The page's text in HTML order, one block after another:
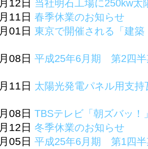
12日 当社明石工場に250kw太
11日 春季休業のお知らせ
01日 東京で開催される「建
08日 平成25年6月期 第2四半
11日 太陽光発電パネル用支
08日 TBSテレビ「朝ズバッ
12日 冬季休業のお知らせ
05日 平成25年6月期 第1四半